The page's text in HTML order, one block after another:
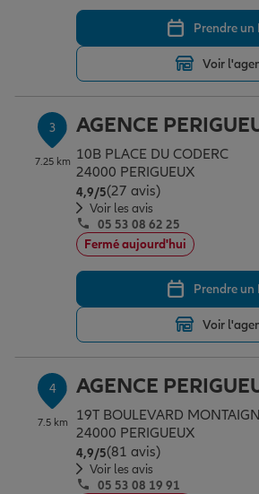
Préparer l’avenir
Le Pack Famille
Garantie des accidents de la vie
Assurance scolaire
Protection juridique
Retraite
Tous nos devis d'assurance
Prendre un
Voir
3
7.25 km
AGENCE
10B PLACE DU CODERC
24000 PERIGUEUX
4,9/5Note de 4.9 sur 5
(27 avis)
Voir les avis
05 53 08 62 25
Fermé aujourd'hui
Prendre un
Voir
4
7.5 km
AGENCE
19T BOULEVARD
24000 PERIGUEUX
4,9/5Note de 4.9 sur 5
(81 avis)
Voir les avis
05 53 08 19 91